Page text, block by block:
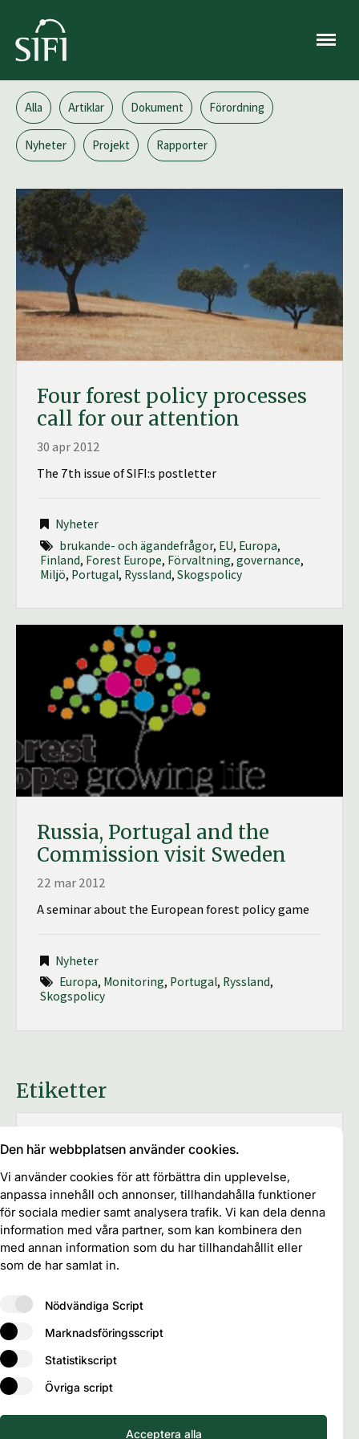
Meny
Alla Artiklar Dokument Förordning
Nyheter Projekt Rapporter
Four forest policy processes
call for our attention
30 apr 2012
The 7th issue of SIFI:s postletter
Nyheter
brukande- och ägandefrågor, EU, Europa,
Finland, Forest Europe, Förvaltning, governance,
Miljö, Portugal, Ryssland, Skogspolicy
Russia, Portugal and the
Commission visit Sweden
22 mar 2012
A seminar about the European forest policy game
Nyheter
Europa, Monitoring, Portugal, Ryssland,
Skogspolicy
Etiketter
Afrika AgroforestryAsien Brasilien
och ägandefrågorcertifieringChile EU
EuropaFAOFibre and FuelFinlandFood
FörvaltningGlobaltgovernance
IndustriIUFROKanadaKinaKlimat
Kompetensutveckling
MegatrendsMellanöstern
NationelltNordafrika
Skogspolicy
Utbildning & Forskning
Utvecklingsarbete Vatten
Den här webbplatsen använder cookies.
Vi använder cookies för att förbättra din upplevelse,
anpassa innehåll och annonser, tillhandahålla funktioner
för sociala medier samt analysera trafik. Vi kan dela denna
information med våra partner, som kan kombinera den
med annan information som du har tillhandahållit eller
som de har samlat in.
Nödvändiga Script
Marknadsföringsscript
Statistikscript
Övriga script
Acceptera alla